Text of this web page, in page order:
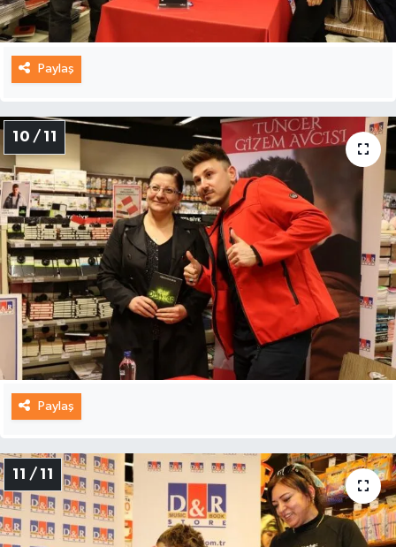
Paylaş
10 / 11
Paylaş
11 / 11